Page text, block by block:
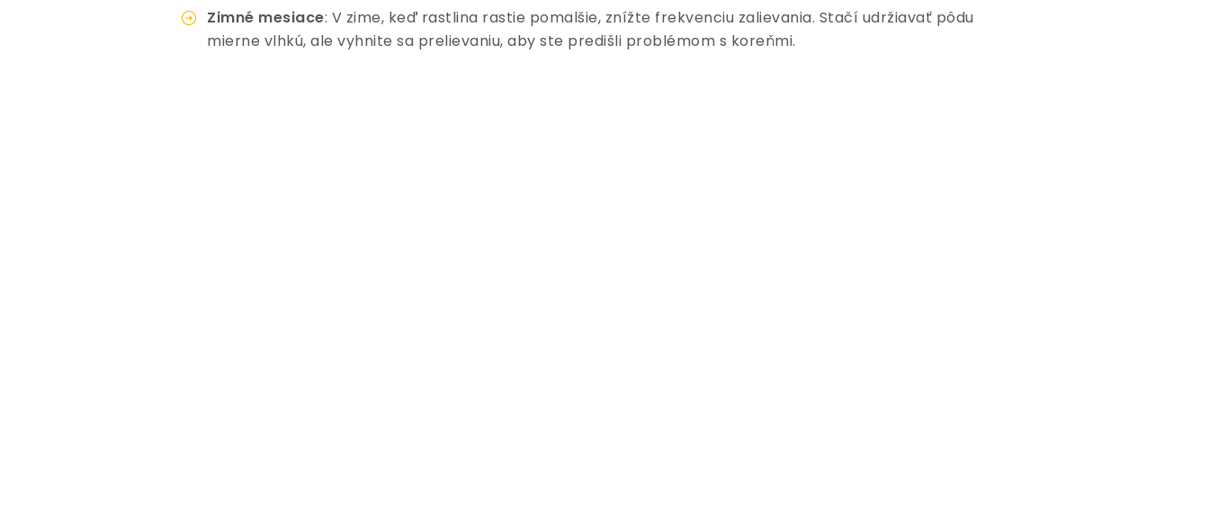
Zimné mesiace: V zime, keď rastlina rastie pomalšie, znížte frekvenciu zalievania. Stačí udržiavať pôdu
mierne vlhkú, ale vyhnite sa prelievaniu, aby ste predišli problémom s koreňmi.